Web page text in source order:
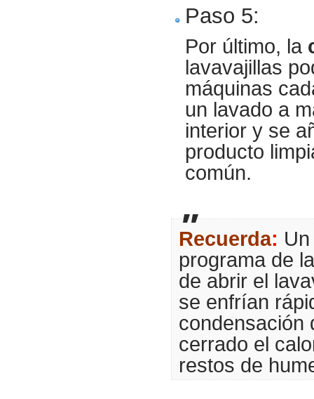
Paso 5:
Por último, la
lavavajillas
máquinas
un lavado a
interior y se
producto
común.
Recuerda:
programa de
de abrir el
se enfrían
condensación
cerrado el
restos de